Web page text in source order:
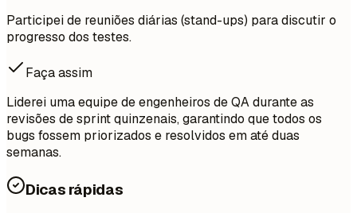
Participei de reuniões diárias (stand-ups) para discutir o
progresso dos testes.
Faça assim
Liderei uma equipe de engenheiros de QA durante as
revisões de sprint quinzenais, garantindo que todos os
bugs fossem priorizados e resolvidos em até duas
semanas.
Dicas rápidas